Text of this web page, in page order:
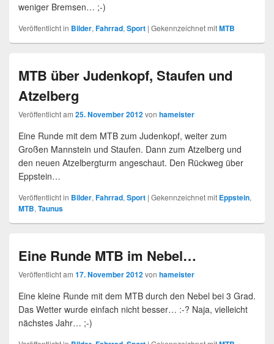
weniger Bremsen… ;-)
Veröffentlicht in Bilder, Fahrrad, Sport | Gekennzeichnet mitMTB
MTB über Judenkopf, Staufen und
Atzelberg
Veröffentlicht am 25. November 2012von hameister
Eine Runde mit dem MTB zum Judenkopf, weiter zum
Großen Mannstein und Staufen. Dann zum Atzelberg und
den neuen Atzelbergturm angeschaut. Den Rückweg über
Eppstein…
Veröffentlicht in Bilder, Fahrrad, Sport | Gekennzeichnet mit Eppstein,
MTB, Taunus
Eine Runde MTB im Nebel…
Veröffentlicht am 17. November 2012von hameister
Eine kleine Runde mit dem MTB durch den Nebel bei 3 Grad.
Das Wetter wurde einfach nicht besser… :-? Naja, vielleicht
nächstes Jahr… ;-)